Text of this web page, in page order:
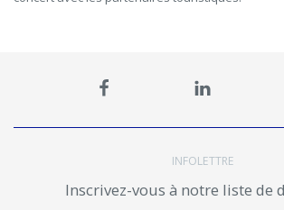
INFOLETTRE
Inscrivez-vous à notre liste de